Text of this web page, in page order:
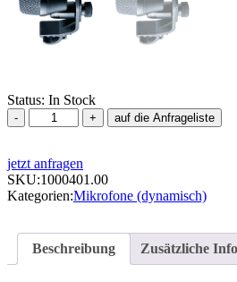
Status: In Stock
Mikrofon,
Sennheiser,
904,
Niere
Menge
auf die Anfrageliste
jetzt anfragen
SKU:1000401.00
Kategorien:Mikrofone (dynamisch)
Beschreibung Zusätzliche